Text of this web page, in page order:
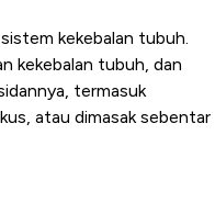
kekebalan tubuh.
kekebalan tubuh, dan
termasuk
atau dimasak sebentar